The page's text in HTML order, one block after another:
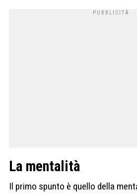
La mentalità
Il primo spunto è quello della